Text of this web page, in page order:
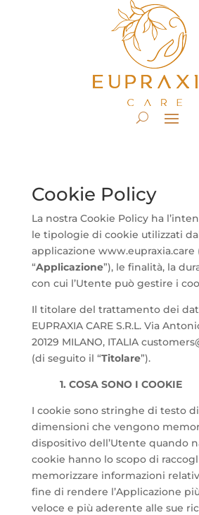
Cookie Policy
La nostra Cookie Policy ha
le tipologie di cookie utilizzati
applicazione www.eupraxia.care
“Applicazione”), le finalità, la
con cui l’Utente può gestire i
Il titolare del trattamento dei
EUPRAXIA CARE S.R.L. Via
20129 MILANO, ITALIA
(di seguito il “Titolare”).
1. COSA SONO I COOKIE
I cookie sono stringhe di testo
dimensioni che vengono
dispositivo dell’Utente quando
cookie hanno lo scopo di
memorizzare informazioni
fine di rendere l’Applicazione
veloce e più aderente alle sue